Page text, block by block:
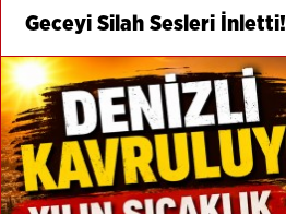
Geceyi Silah Sesleri İnletti!